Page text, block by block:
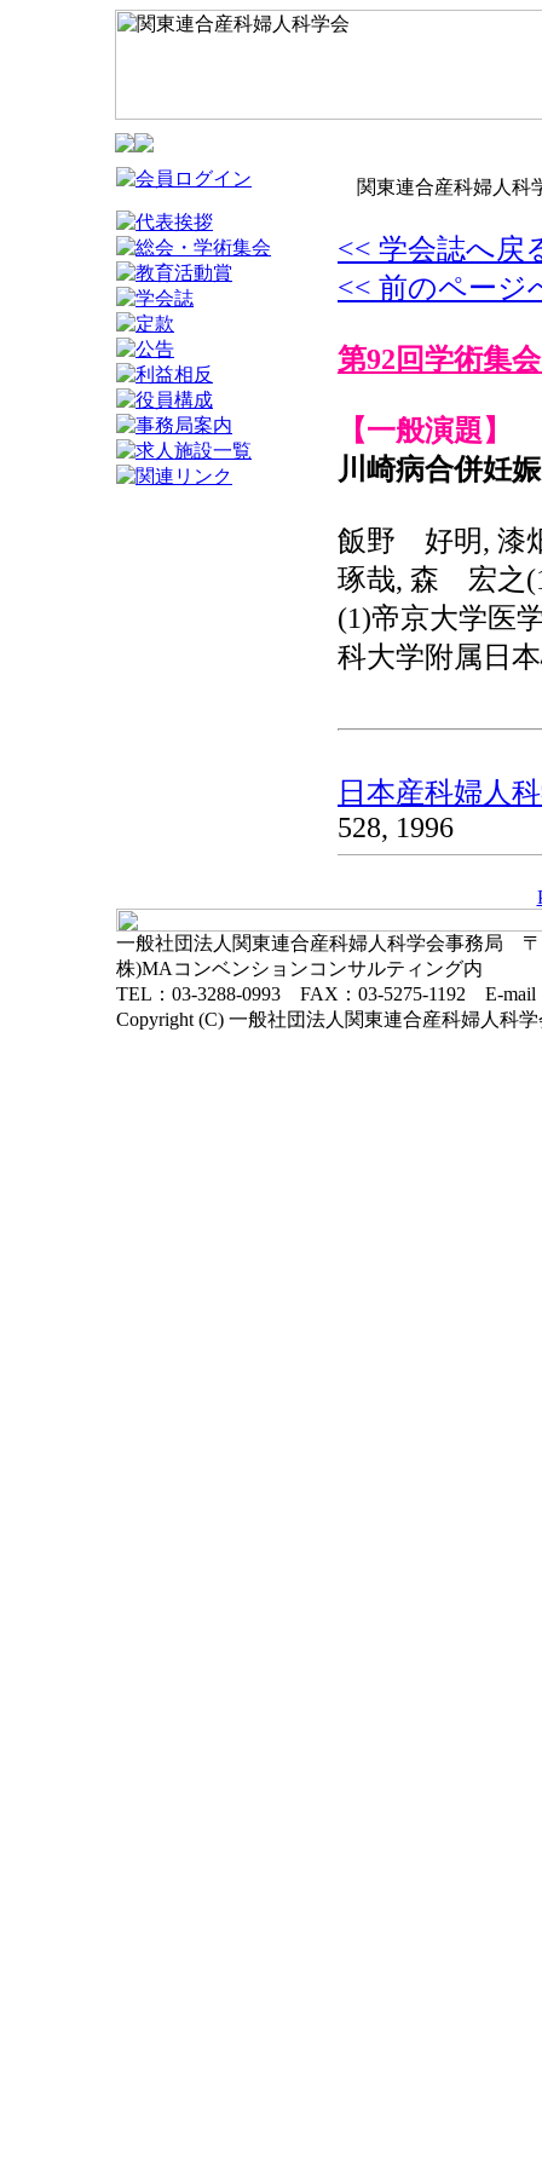
関東連合産科婦人科
<< 学会誌へ戻
<< 前のページ
第92回学術集会
【一般演題】
川崎病合併妊
飯野 好明,
琢哉, 森 宏之
(1)帝京大学医
科大学附属日
日本産科婦人
528, 1996
一般社団法人関東連合産科婦人科学会事務局 〒
株)MAコンベンションコンサルティング内
TEL：03-3288-0993 FAX：03-5275-1192 E-mail
Copyright (C) 一般社団法人関東連合産科婦人科